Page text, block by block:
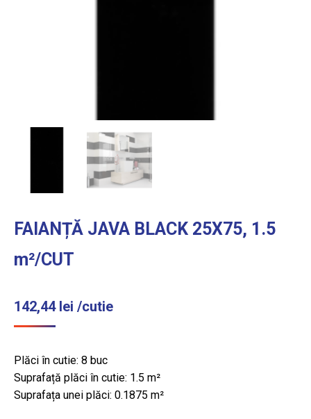
FAIANȚĂ JAVA BLACK 25X75, 1.5
m²/CUT
142,44 lei /cutie
Plăci în cutie: 8 buc
Suprafață plăci în cutie: 1.5 m²
Suprafața unei plăci: 0.1875 m²